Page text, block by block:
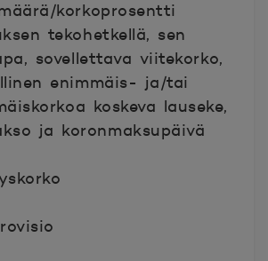
korkoprosentti
tekohetkellä, sen
sovellettava viitekorko,
enimmäis- ja/tai
koskeva lauseke,
ja koronmaksupäivä